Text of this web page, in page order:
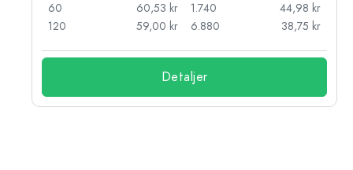
60
60,53 kr
120
59,00 kr
1.740
44,98 kr
6.880
38,75 kr
Detaljer